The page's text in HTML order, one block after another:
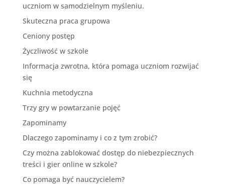
uczniom w samodzielnym myśleniu.
Skuteczna praca grupowa
Ceniony postęp
Życzliwość w szkole
Informacja zwrotna, która pomaga uczniom rozwijać
się
Kuchnia metodyczna
Trzy gry w powtarzanie pojęć
Zapominamy
Dlaczego zapominamy i co z tym zrobić?
Czy można zablokować dostęp do niebezpiecznych
treści i gier online w szkole?
Co pomaga być nauczycielem?